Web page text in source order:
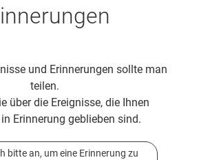
und Erinnerungen sollte man
teilen.
über die Ereignisse, die Ihnen
Erinnerung geblieben sind.
bitte an, um eine Erinnerung zu